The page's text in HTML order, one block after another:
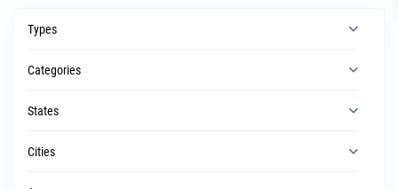
Types
Categories
States
Cities